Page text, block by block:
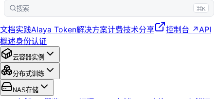
搜索 ⌘K
文档实践Alaya Token解决方案计费技术分享 控制台 ↗ API
概述身份认证
云容器实例
分布式训练
NAS存储